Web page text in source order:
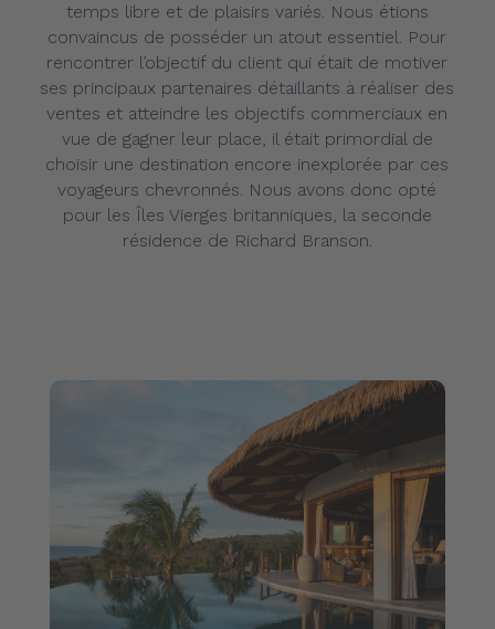
temps libre et de plaisirs variés. Nous étions
convaincus de posséder un atout essentiel. Pour
rencontrer l’objectif du client qui était de motiver
ses principaux partenaires détaillants à réaliser des
ventes et atteindre les objectifs commerciaux en
vue de gagner leur place, il était primordial de
choisir une destination encore inexplorée par ces
voyageurs chevronnés. Nous avons donc opté
pour les Îles Vierges britanniques, la seconde
résidence de Richard Branson.